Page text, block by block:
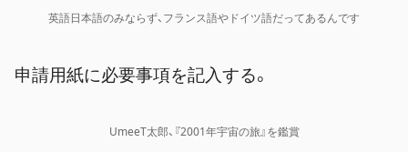
英語日本語のみならず、フランス語やドイツ語だってあるんです
申請用紙に必要事項を記入する。
UmeeT太郎、『2001年宇宙の旅』を鑑賞